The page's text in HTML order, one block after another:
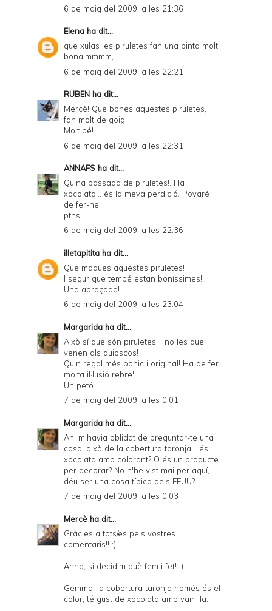
6 de maig del 2009, a les 21:36
Elena ha dit...
que xulas les piruletes fan una pinta molt
bona,mmmm,
6 de maig del 2009, a les 22:21
RUBEN ha dit...
Mercè! Que bones aquestes piruletes,
fan molt de goig!
Molt bé!
6 de maig del 2009, a les 22:31
ANNAFS ha dit...
Quina passada de piruletes!. I la
xocolata... és la meva perdició. Povaré
de fer-ne.
ptns.
6 de maig del 2009, a les 22:36
illetapitita ha dit...
Que maques aquestes piruletes!
I segur que tembé estan boníssimes!
Una abraçada!
6 de maig del 2009, a les 23:04
Margarida ha dit...
Això sí que són piruletes, i no les que
venen als quioscos!
Quin regal més bonic i original! Ha de fer
molta il·lusió rebre'l!
Un petó
7 de maig del 2009, a les 0:01
Margarida ha dit...
Ah, m'havia oblidat de preguntar-te una
cosa: això de la cobertura taronja... és
xocolata amb colorant? O és un producte
per decorar? No n'he vist mai per aquí,
déu ser una cosa típica dels EEUU?
7 de maig del 2009, a les 0:03
Mercè ha dit...
Gràcies a tots/es pels vostres
comentaris!! :)
Anna, si decidim què fem i fet! ;)
Gemma, la cobertura taronja només és el
color, té gust de xocolata amb vainilla.